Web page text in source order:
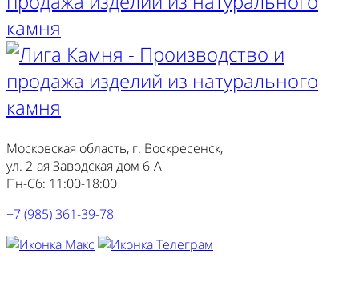
Московская область, г. Воскресенск,
ул. 2-ая Заводская дом 6-А
Пн-Сб: 11:00-18:00
+7 (985) 361-39-78